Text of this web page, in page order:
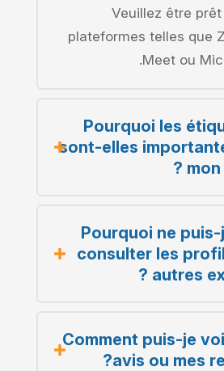
Veuillez être
plateformes telles que
Meet ou
Pourquoi les
sont-elles
mon
Pourquoi ne
consulter les
autres
Comment puis-je
avis ou mes